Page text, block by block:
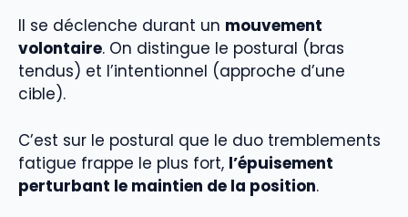
Il se déclenche durant un mouvement
volontaire. On distingue le postural (bras
tendus) et l’intentionnel (approche d’une
cible).
C’est sur le postural que le duo tremblements
fatigue frappe le plus fort, l’épuisement
perturbant le maintien de la position.